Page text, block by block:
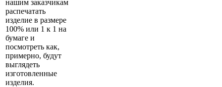
нашим заказчикам
распечатать
изделие в размере
100% или 1 к 1 на
бумаге и
посмотреть как,
примерно, будут
выглядеть
изготовленные
изделия.